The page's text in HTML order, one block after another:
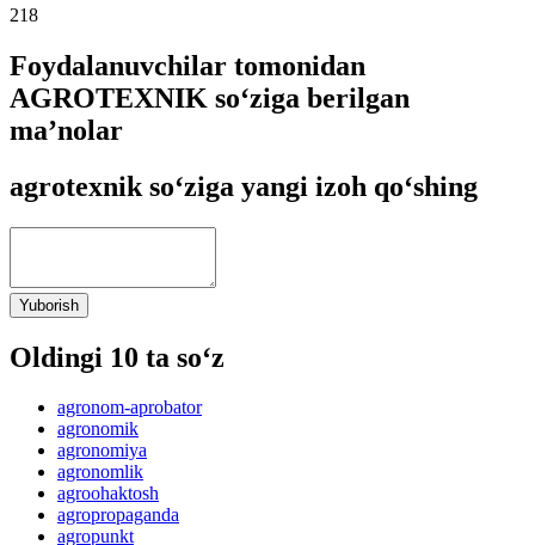
218
Foydalanuvchilar tomonidan
AGROTEXNIK so‘ziga berilgan
ma’nolar
agrotexnik so‘ziga yangi izoh qo‘shing
Yuborish
Oldingi 10 ta so‘z
agronom-aprobator
agronomik
agronomiya
agronomlik
agroohaktosh
agropropaganda
agropunkt